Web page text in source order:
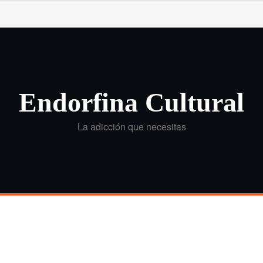
Endorfina Cultural
La adicción que necesitas